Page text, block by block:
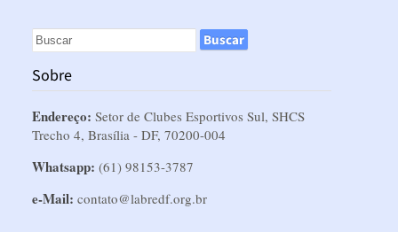
Sobre
Endereço: Setor de Clubes Esportivos Sul, SHCS
Trecho 4, Brasília - DF, 70200-004
Whatsapp: (61) 98153-3787
e-Mail: contato@labredf.org.br